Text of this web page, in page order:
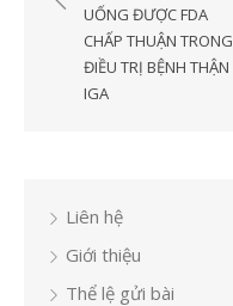
bài
viết
UỐNG ĐƯỢC FDA
CHẤP THUẬN TRONG
ĐIỀU TRỊ BỆNH THẬN
IGA
Liên hệ
Giới thiệu
Thể lệ gửi bài